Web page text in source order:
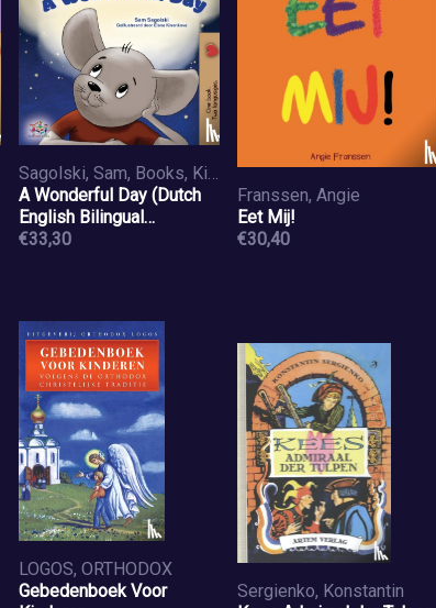
Sagolski, Sam, Books, Kidkiddos
A Wonderful Day (Dutch
English Bilingual
Children's Book)
€33,30
Franssen, Angie
Eet Mij!
€30,40
LOGOS, ORTHODOX
Gebedenboek Voor
Sergienko, Konstantin